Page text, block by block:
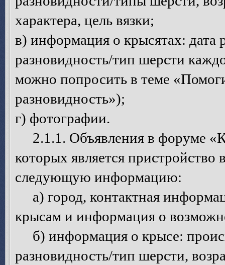
характера, цель вязки;
в) информация о крысятах: дата
разновидность/тип шерсти
можно попросить в теме
разновидность»);
г) фотографии.
2.1.1. Объявления в форуме
которых является
следующую информацию:
а) город, контактная
крысам и информация о
б) информация о крысе:
разновидность/тип шерсти,